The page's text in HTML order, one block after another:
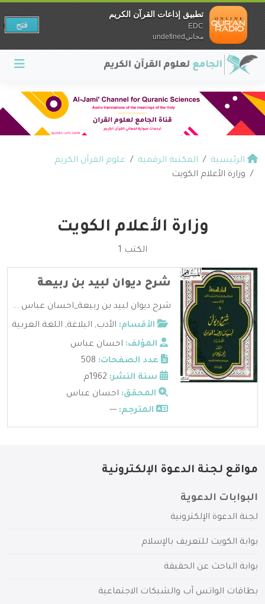
الرئيسية المكتبة الرقمية
علوم القرآن الكريم
وزارة الأعلام الكويت
وزارة الأعلام الكويت
الكتب 1
شرح ديوان لبيد بن ربيعة
شرح ديوان لبيد بن ربيعة_احسان عباس ...
الأقسام: الأدب, البلاغة, اللغة العربية
المؤلف: احسان عباس
عدد الصفحات:
سنة النشر:
المحقق: احسان عباس
المترجم: ---
مواقع لجنة الدعوة الإلكترونية
البوابات الدعوية
لجنة الدعوة الإلكترونية
بوابة الكويت للتعريف بالإسلام
بوابة الباحث عن الحقيقة
بطاقات الواتس آب والشبكات الاجتماعية
تطبيق إذاعات القرآن الكريم
EDC
مجانيundefined
فتح